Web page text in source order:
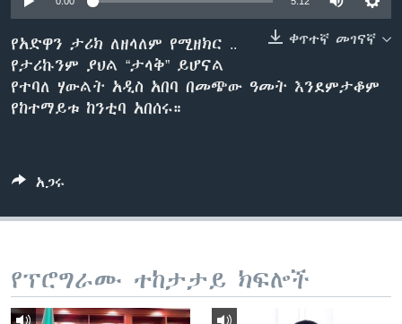
ቋንቋዎች
ቀጥተኛ መገናኛ
የአድዋን ታሪክ ለዘላለም የሚዘክር ..
የታሪኩንም ያህል “ታላቅ” ይሆናል
የተባለ ሃውልት አዲስ አበባ በመጭው ዓመት እንደምታቆም
የከተማይቱ ከንቲባ አበሰሩ።
አጋሩ
የፕሮግራሙ ተከታታይ ክፍሎች